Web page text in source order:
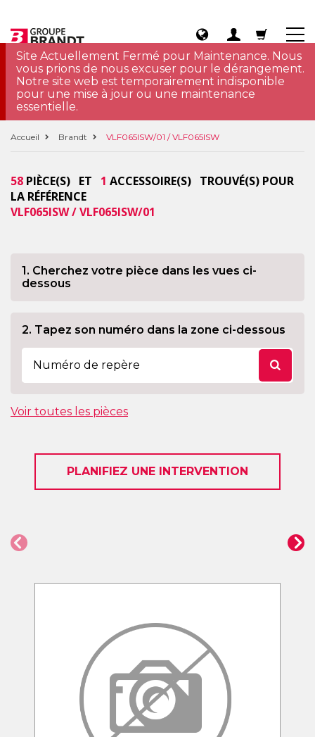
Site Actuellement Fermé pour Maintenance. Nous
vous prions de nous excuser pour le dérangement.
Notre site web est temporairement indisponible
pour une mise à jour ou une maintenance
essentielle.
Accueil Brandt VLF065ISW/01 / VLF065ISW
58 PIÈCE(S) ET 1 ACCESSOIRE(S) TROUVÉ(S) POUR
LA RÉFÉRENCE
VLF065ISW / VLF065ISW/01
1. Cherchez votre pièce dans les vues ci-
dessous
2. Tapez son numéro dans la zone ci-dessous
Voir toutes les pièces
PLANIFIEZ UNE INTERVENTION